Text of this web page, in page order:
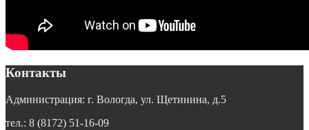
Контакты
Администрация: г. Вологда, ул. Щетинина, д.5
тел.: 8 (8172) 51-16-09